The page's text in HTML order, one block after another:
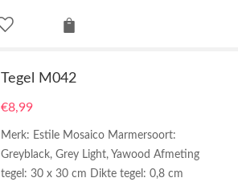
Tegel M042
€8,99
Merk: Estile Mosaico Marmersoort:
Greyblack, Grey Light, Yawood Afmeting
tegel: 30 x 30 cm Dikte tegel: 0,8 cm